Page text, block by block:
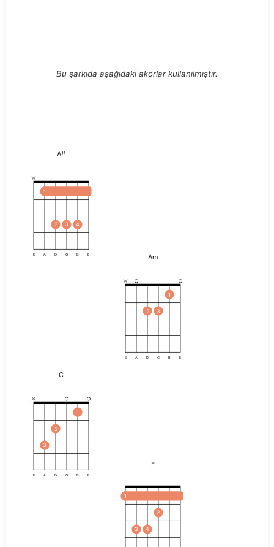
Bu şarkıda aşağıdaki akorlar kullanılmıştır.
A#
1
2 3 4
E A D G B E Am
2 3
1
E A D G B E
C
3
2
1
E A D G B E
F
1
3 4
2